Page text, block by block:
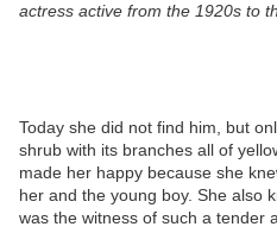
actress active from the 1920s to
Today she did not find him, but
shrub with its branches all of
made her happy because she
her and the young boy. She also
was the witness of such a tender